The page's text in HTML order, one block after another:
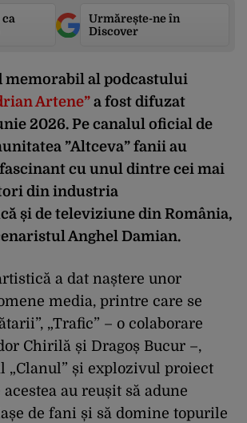
ca
Urmărește-ne în
Discover
memorabil al podcastului
Artene” a fost difuzat
2026. Pe canalul oficial de
”Altceva” fanii au
cu unul dintre cei mai
din industria
și de televiziune din România,
Anghel Damian.
a dat naștere unor
media, printre care se
„Trafic” – o colaborare
Chirilă și Dragoș Bucur –,
„Clanul” și explozivul proiect
acestea au reușit să adune
de fani și să domine topurile